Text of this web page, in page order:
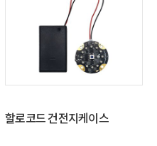
할로코드 건전지케이스